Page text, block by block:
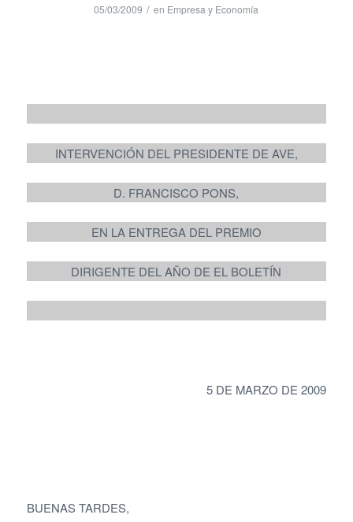
05/03/2009 / en Empresa y Economía
INTERVENCIÓN DEL PRESIDENTE DE AVE,
D. FRANCISCO PONS,
EN LA ENTREGA DEL PREMIO
DIRIGENTE DEL AÑO DE EL BOLETÍN
5 DE MARZO DE 2009
BUENAS TARDES,